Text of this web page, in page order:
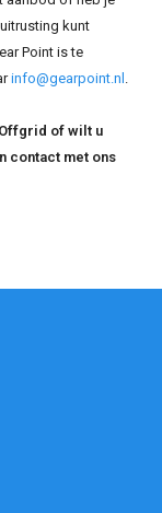
kunt
Point is te
info@gearpoint.nl .
of wilt u
contact met ons